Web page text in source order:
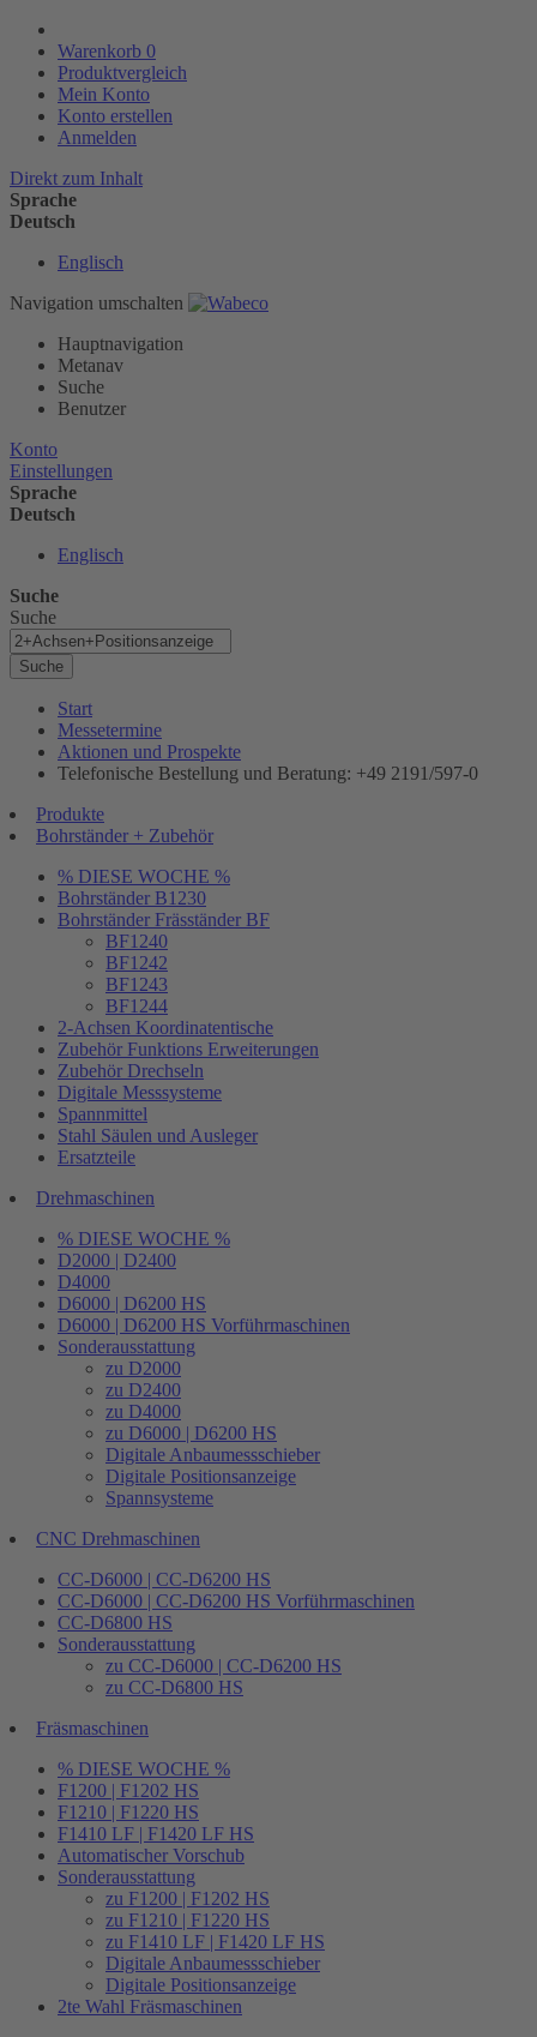
Warenkorb 0
Produktvergleich
Mein Konto
Konto erstellen
Anmelden
Direkt zum Inhalt
Sprache
Deutsch
Englisch
Navigation umschalten
Hauptnavigation
Metanav
Suche
Benutzer
Konto
Einstellungen
Sprache
Deutsch
Englisch
Suche
Suche
Suche
Start
Messetermine
Aktionen und Prospekte
Telefonische Bestellung und Beratung: +49 2191/597-0
Produkte
Bohrständer + Zubehör
% DIESE WOCHE %
Bohrständer B1230
Bohrständer Fräsständer BF
BF1240
BF1242
BF1243
BF1244
2-Achsen Koordinatentische
Zubehör Funktions Erweiterungen
Zubehör Drechseln
Digitale Messsysteme
Spannmittel
Stahl Säulen und Ausleger
Ersatzteile
Drehmaschinen
% DIESE WOCHE %
D2000 | D2400
D4000
D6000 | D6200 HS
D6000 | D6200 HS Vorführmaschinen
Sonderausstattung
zu D2000
zu D2400
zu D4000
zu D6000 | D6200 HS
Digitale Anbaumessschieber
Digitale Positionsanzeige
Spannsysteme
CNC Drehmaschinen
CC-D6000 | CC-D6200 HS
CC-D6000 | CC-D6200 HS Vorführmaschinen
CC-D6800 HS
Sonderausstattung
zu CC-D6000 | CC-D6200 HS
zu CC-D6800 HS
Fräsmaschinen
% DIESE WOCHE %
F1200 | F1202 HS
F1210 | F1220 HS
F1410 LF | F1420 LF HS
Automatischer Vorschub
Sonderausstattung
zu F1200 | F1202 HS
zu F1210 | F1220 HS
zu F1410 LF | F1420 LF HS
Digitale Anbaumessschieber
Digitale Positionsanzeige
2te Wahl Fräsmaschinen